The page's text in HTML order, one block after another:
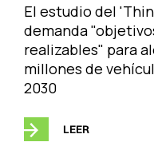
El estudio del
demanda
realizables" para
millones de
2030
LEER